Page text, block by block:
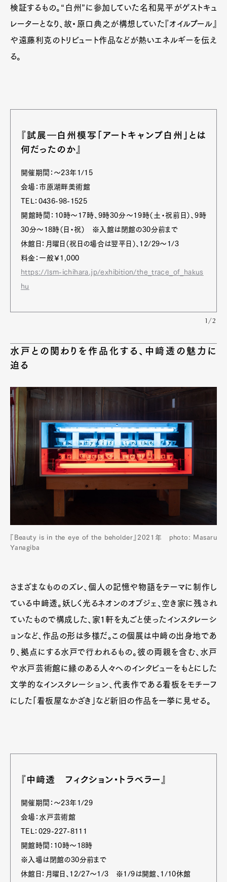
検証するもの。“白州”に参加していた名和晃平がゲストキュ
レーターとなり、故・原口典之が構想していた『オイルプール』
や遠藤利克のトリビュート作品などが熱いエネルギーを伝え
る。
『試展―白州模写「アートキャンプ白州」とは
何だったのか』
開催期間：～23年1/15
会場：市原湖畔美術館
TEL：0436-98-1525
開館時間：10時～17時、9時30分～19時（土・祝前日）、9時
30分～18時（日・祝） ※入館は閉館の30分前まで
休館日：月曜日（祝日の場合は翌平日）、12/29～1/3
料金：一般￥1,000
https://lsm-ichihara.jp/exhibition/the_trace_of_hakus
hu
1/2
水戸との関わりを作品化する、中﨑透の魅力に
迫る
『Beauty is in the eye of the beholder』2021年 photo: Masaru
Yanagiba
さまざまなもののズレ、個人の記憶や物語をテーマに制作し
ている中﨑透。妖しく光るネオンのオブジェ、空き家に残され
ていたもので構成した、家1軒を丸ごと使ったインスタレーシ
ョンなど、作品の形は多様だ。この個展は中﨑の出身地であ
り、拠点にする水戸で行われるもの。彼の両親を含む、水戸
や水戸芸術館に縁のある人々へのインタビューをもとにした
文学的なインスタレーション、代表作である看板をモチーフ
にした「看板屋なかざき」など新旧の作品を一挙に見せる。
『中﨑透 フィクション・トラベラー』
開催期間：～23年1/29
会場：水戸芸術館
TEL：029-227-8111
開館時間：10時～18時
※入場は閉館の30分前まで
休館日：月曜日、12/27～1/3 ※1/9は開館、1/10休館